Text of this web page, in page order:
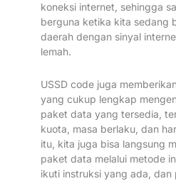
koneksi internet, sehingga
berguna ketika kita sedang
daerah dengan sinyal
lemah.
USSD code juga
yang cukup lengkap
paket data yang tersedia,
kuota, masa berlaku, dan
itu, kita juga bisa langsung
paket data melalui metode
ikuti instruksi yang ada, dan